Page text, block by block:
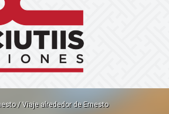
/ Viaje alrededor de Ernesto